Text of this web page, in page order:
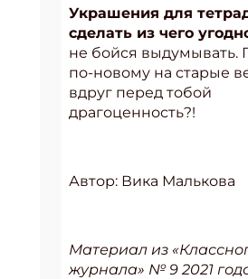
Украшения для
сделать из чего
не бойся выдумывать.
по-новому на старые
вдруг перед тобой
драгоценность?!
Автор: Вика Малькова
Материал из
журнала» № 9 2021